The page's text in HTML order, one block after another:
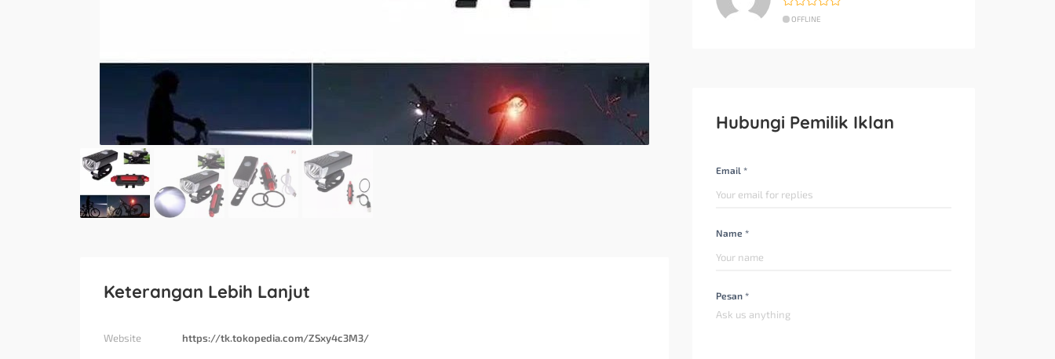
Keterangan Lebih Lanjut
Website https://tk.tokopedia.com/ZSxy4c3M3/
OFFLINE
Hubungi Pemilik Iklan
Email *
Name *
Pesan *